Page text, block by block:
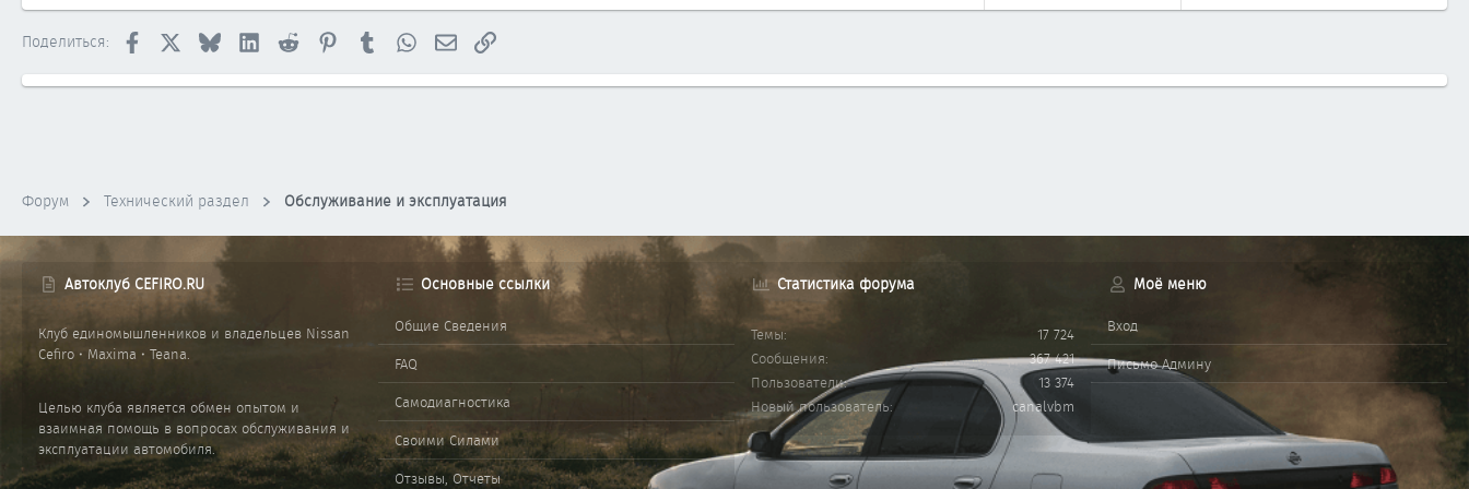
Поделиться: Facebook Bluesky LinkedInReddit PinterestTumblrWhatsAppЭлектронная почта
Ссылка
Форум Технический раздел Обслуживание и эксплуатация
Автоклуб CEFIRO.RU
Клуб единомышленников и владельцев Nissan
Cefiro • Maxima • Teana.
Целью клуба является обмен опытом и
взаимная помощь в вопросах обслуживания и
эксплуатации автомобиля.
Основные ссылки
Общие Сведения
FAQ
Самодиагностика
Своими Силами
Отзывы, Отчеты
Статистика форума
Темы
17 724
Сообщения
367 421
Пользователи
13 374
Новый пользователь
canalvbm
Моё меню
Вход
Письмо Админу